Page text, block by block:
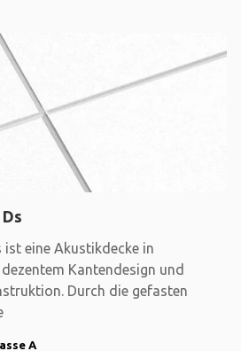
ist eine Akustikdecke in
Kantendesign und
Durch die gefasten
A